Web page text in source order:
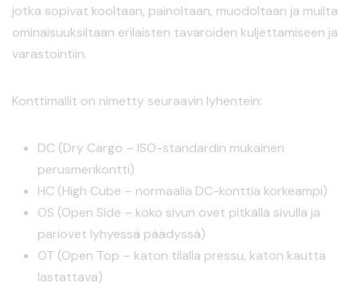
jotka sopivat kooltaan, painoltaan, muodoltaan ja muilta
ominaisuuksiltaan erilaisten tavaroiden kuljettamiseen ja
varastointiin.
Konttimallit on nimetty seuraavin lyhentein:
DC (Dry Cargo – ISO-standardin mukainen
perusmerikontti)
HC (High Cube – normaalia DC-konttia korkeampi)
OS (Open Side – koko sivun ovet pitkällä sivulla ja
pariovet lyhyessä päädyssä)
OT (Open Top – katon tilalla pressu, katon kautta
lastattava)